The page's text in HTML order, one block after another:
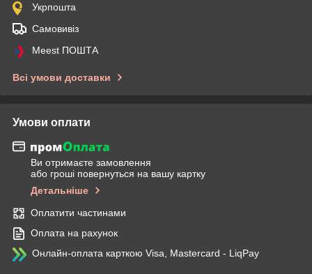
Укрпошта
Самовивіз
Meest ПОШТА
Всі умови доставки
Умови оплати
Ви отримаєте замовлення
або гроші повернуться на вашу картку
Детальніше
Оплатити частинами
Оплата на рахунок
Онлайн-оплата карткою Visa, Mastercard - LiqPay